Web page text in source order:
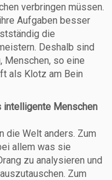
verbringen müssen.
Aufgaben besser
die
Deshalb sind
Menschen, so eine
als Klotz am Bein
intelligente Menschen
die Welt anders. Zum
allem was sie
zu analysieren und
Zum